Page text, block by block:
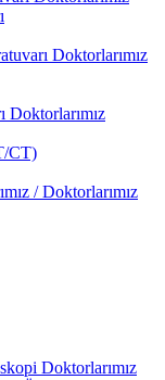
Doktorlarımız
Doktorlarımız
CT)
/ Doktorlarımız
Doktorlarımız